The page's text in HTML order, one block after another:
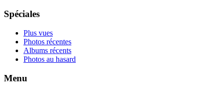
Spéciales
Plus vues
Photos récentes
Albums récents
Photos au hasard
Menu